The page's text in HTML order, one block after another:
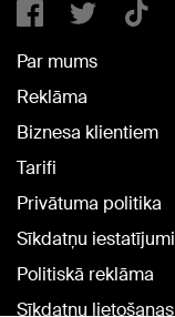
Par mums
Reklāma
Biznesa klientiem
Tarifi
Privātuma politika
Sīkdatņu iestatījumi
Politiskā reklāma
Sīkdatņu lietošanas